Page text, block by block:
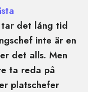
det lång tid
inte är en
det alls. Men
ta reda på
platschefer